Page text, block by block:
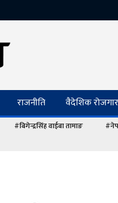
राजनीति वैदेशिक रोजगार
#बिगेन्द्रसिंह वाईबा तामाङ